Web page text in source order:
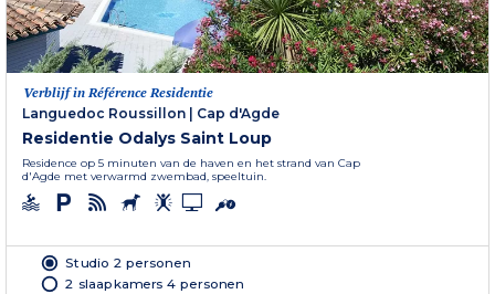
Verblijf in Référence Residentie
Languedoc Roussillon | Cap d'Agde
Residentie Odalys Saint Loup
Residence op 5 minuten van de haven en het strand van Cap
d'Agde met verwarmd zwembad, speeltuin.
Studio 2 personen
2 slaapkamers 4 personen